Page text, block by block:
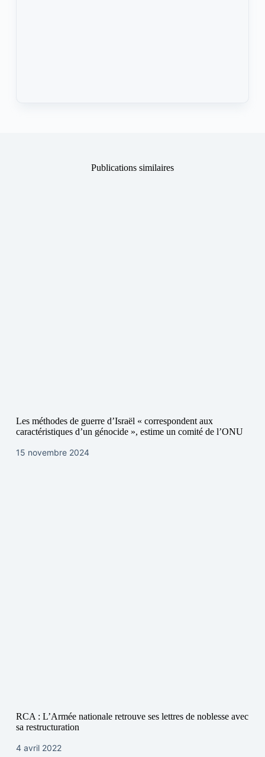
Publications similaires
Les méthodes de guerre d’Israël « correspondent aux
caractéristiques d’un génocide », estime un comité de l’ONU
15 novembre 2024
RCA : L’Armée nationale retrouve ses lettres de noblesse avec
sa restructuration
4 avril 2022